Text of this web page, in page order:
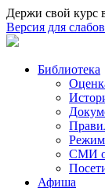
Держи свой курс
Версия для
Библиотека
СМИ о
Афиша